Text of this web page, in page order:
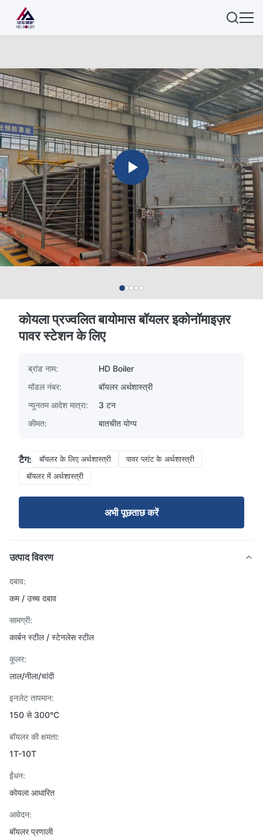
कोयला प्रज्वलित बायोमास बॉयलर इकोनॉमाइज़र
पावर स्टेशन के लिए
ब्रांड नाम:
HD Boiler
मॉडल नंबर:
बॉयलर अर्थशास्त्री
न्यूनतम आदेश मात्रा:
3 टन
कीमत:
बातचीत योग्य
टैग: बॉयलर के लिए अर्थशास्त्री
पावर प्लांट के अर्थशास्त्री
बॉयलर में अर्थशास्त्री
अभी पूछताछ करें
उत्पाद विवरण
दबाव:
कम / उच्च दबाव
सामग्री:
कार्बन स्टील / स्टेनलेस स्टील
कूलर:
लाल/नीला/चांदी
इनलेट तापमान:
150 से 300°C
बॉयलर की क्षमता:
1T-10T
ईंधन:
कोयला आधारित
आवेदन:
बॉयलर प्रणाली